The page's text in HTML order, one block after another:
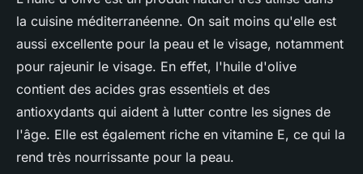
la cuisine méditerranéenne. On sait moins qu'elle est
aussi excellente pour la peau et le visage, notamment
pour rajeunir le visage. En effet, l'huile d'olive
contient des acides gras essentiels et des
antioxydants qui aident à lutter contre les signes de
l'âge. Elle est également riche en vitamine E, ce qui la
rend très nourrissante pour la peau.